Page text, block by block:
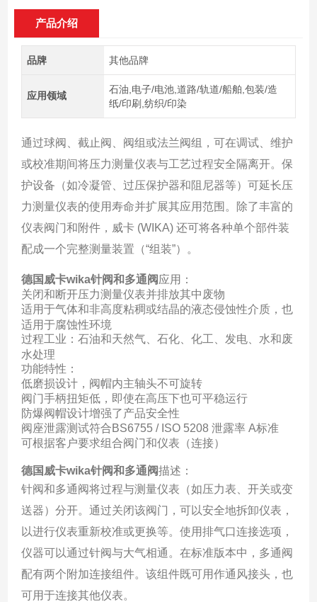
产品介绍
品牌 其他品牌
应用领域
石油,电子/电池,道路/轨道/船舶,包装/造
纸/印刷,纺织/印染
通过球阀、截止阀、阀组或法兰阀组，可在调试、维护
或校准期间将压力测量仪表与工艺过程安全隔离开。保
护设备（如冷凝管、过压保护器和阻尼器等）可延长压
力测量仪表的使用寿命并扩展其应用范围。除了丰富的
仪表阀门和附件，威卡 (WIKA) 还可将各种单个部件装
配成一个完整测量装置（“组装”）。
德国威卡wika针阀和多通阀应用：
关闭和断开压力测量仪表并排放其中废物
适用于气体和非高度粘稠或结晶的液态侵蚀性介质，也
适用于腐蚀性环境
过程工业：石油和天然气、石化、化工、发电、水和废
水处理
功能特性：
低磨损设计，阀帽内主轴头不可旋转
阀门手柄扭矩低，即使在高压下也可平稳运行
防爆阀帽设计增强了产品安全性
阀座泄露测试符合BS6755 / ISO 5208 泄露率 A标准
可根据客户要求组合阀门和仪表（连接）
德国威卡wika针阀和多通阀描述：
针阀和多通阀将过程与测量仪表（如压力表、开关或变
送器）分开。通过关闭该阀门，可以安全地拆卸仪表，
以进行仪表重新校准或更换等。使用排气口连接选项，
仪器可以通过针阀与大气相通。在标准版本中，多通阀
配有两个附加连接组件。该组件既可用作通风接头，也
可用于连接其他仪表。